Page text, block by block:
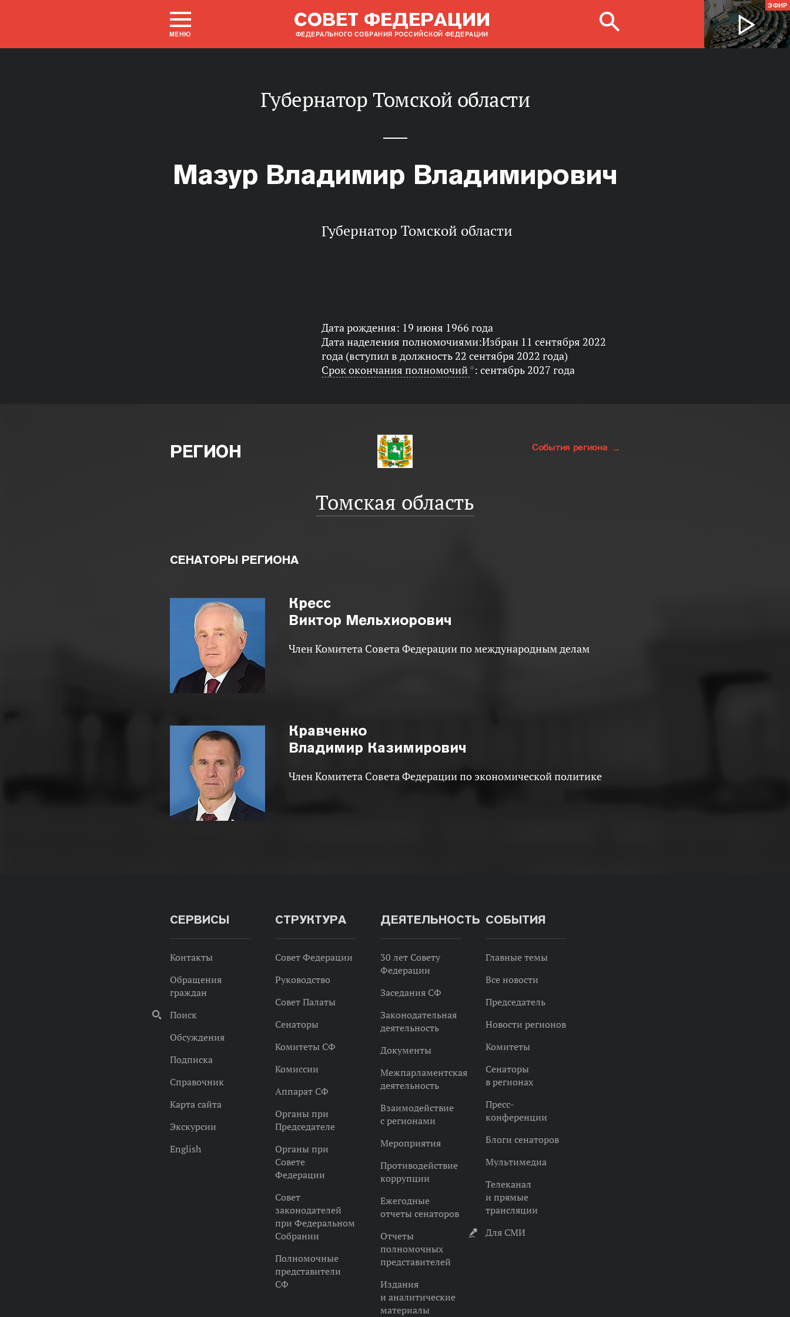
МЕНЮ
СОВЕТ ФЕДЕРАЦИИ
ФЕДЕРАЛЬНОГО СОБРАНИЯ РОССИЙСКОЙ ФЕДЕРАЦИИ
ЭФИР
Губернатор Томской области
Мазур Владимир Владимирович
Губернатор Томской области
Дата рождения: 19 июня 1966 года
Дата наделения полномочиями:Избран 11 сентября 2022
года (вступил в должность 22 сентября 2022 года)
Срок окончания полномочий*: сентябрь 2027 года
РЕГИОН События региона
Томская область
СЕНАТОРЫ РЕГИОНА
Кресс
Виктор Мельхиорович
Член Комитета Совета Федерации по международным делам
Кравченко
Владимир Казимирович
Член Комитета Совета Федерации по экономической политике
СЕРВИСЫ
Контакты
Обращения
граждан
Поиск
Обсуждения
Подписка
Справочник
Карта сайта
Экскурсии
English
СТРУКТУРА
Совет Федерации
Руководство
Совет Палаты
Сенаторы
Комитеты СФ
Комиссии
Аппарат СФ
Органы при
Председателе
Органы при
Совете
Федерации
Совет
законодателей
при Федеральном
Собрании
Полномочные
представители
СФ
ДЕЯТЕЛЬНОСТЬ
30 лет Совету
Федерации
Заседания СФ
Законодательная
деятельность
Документы
Межпарламентская
деятельность
Взаимодействие
с регионами
Мероприятия
Противодействие
коррупции
Ежегодные
отчеты сенаторов
Отчеты
полномочных
представителей
Издания
и аналитические
материалы
СОБЫТИЯ
Главные темы
Все новости
Председатель
Новости регионов
Комитеты
Сенаторы
в регионах
Пресс-
конференции
Блоги сенаторов
Мультимедиа
Телеканал
и прямые
трансляции
Для СМИ